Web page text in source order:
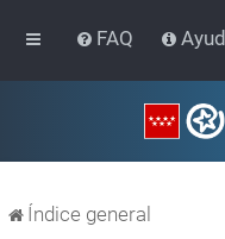
FAQ
Índice general